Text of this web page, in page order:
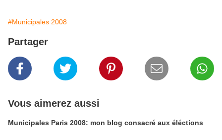
#Municipales 2008
Partager
Vous aimerez aussi
Municipales Paris 2008: mon blog consacré aux éléctions